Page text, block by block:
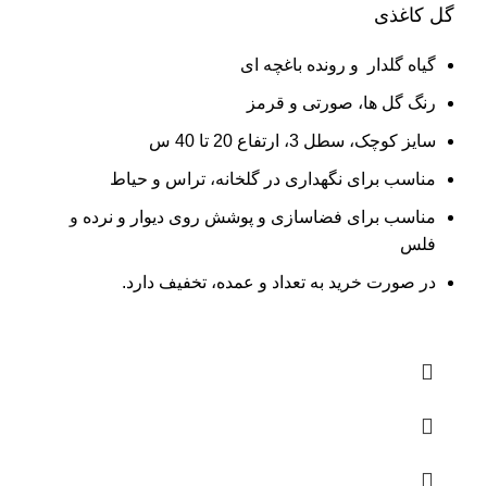
گل کاغذی
گیاه گلدار و رونده باغچه ای
رنگ گل ها، صورتی و قرمز
سایز کوچک، سطل 3، ارتفاع 20 تا 40 س
مناسب برای نگهداری در گلخانه، تراس و حیاط
مناسب برای فضاسازی و پوشش روی دیوار و نرده و
فلس
در صورت خرید به تعداد و عمده، تخفیف دارد.